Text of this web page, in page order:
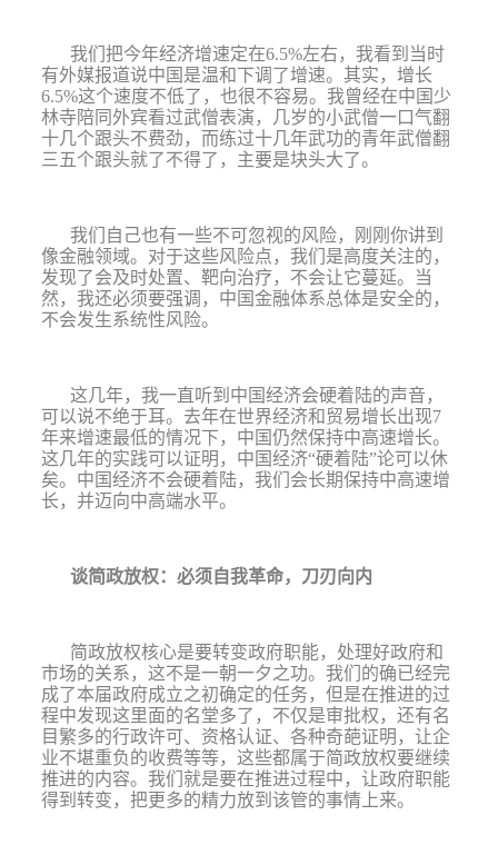
我们把今年经济增速定在6.5%左右，我看到当时
有外媒报道说中国是温和下调了增速。其实， 增长
6.5%这个速度不低了，也很不容易。 我曾经在中国少
林寺陪同外宾看过武僧表演，几岁的小武僧一口气翻
十几个跟头不费劲，而练过十几年武功的青年武僧翻
三五个跟头就了不得了，主要是块头大了。
我们自己也有一些不可忽视的风险，刚刚你讲到
像金融领域。对于这些风险点，我们是高度关注的，
发现了会及时处置、靶向治疗，不会让它蔓延。当
然，我还必须要强调， 中国金融体系总体是安全的，
不会发生系统性风险。
这几年，我一直听到中国经济会硬着陆的声音，
可以说不绝于耳。去年在世界经济和贸易增长出现7
年来增速最低的情况下，中国仍然保持中高速增长。
这几年的实践可以证明， 中国经济“硬着陆”论可以休
矣。 中国经济不会硬着陆，我们会长期保持中高速增
长，并迈向中高端水平。
谈简政放权：必须自我革命，刀刃向内
简政放权核心是要转变政府职能，处理好政府和
市场的关系，这不是一朝一夕之功。我们的确已经完
成了本届政府成立之初确定的任务，但是在推进的过
程中发现这里面的名堂多了，不仅是审批权，还有名
目繁多的行政许可、资格认证、各种奇葩证明，让企
业不堪重负的收费等等，这些都属于简政放权要继续
推进的内容。我们就是要在推进过程中， 让政府职能
得到转变，把更多的精力放到该管的事情上来。